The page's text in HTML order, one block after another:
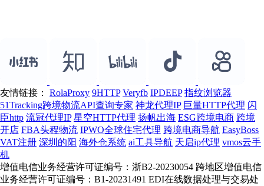
友情链接： RolaProxy 9HTTP Veryfb IPDEEP 指纹浏览器
51Tracking跨境物流API查询专家 神龙代理IP 巨量HTTP代理 闪
臣http 流冠代理IP 星空HTTP代理 扬帆出海 ESG跨境电商 跨境
开店 FBA头程物流 IPWO全球住宅代理 跨境电商导航 EasyBoss
VAT注册 深圳的阳 海外仓系统 ai工具导航 天启ip代理 vmos云手
机
增值电信业务经营许可证编号：浙B2-20230054 跨地区增值电信
业务经营许可证编号：B1-20231491 EDI在线数据处理与交易处